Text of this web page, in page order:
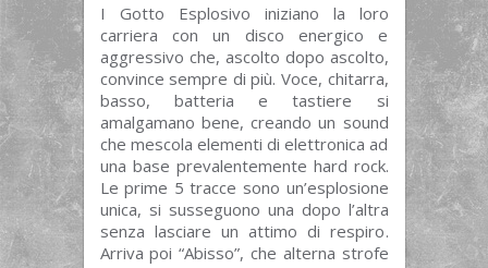
I Gotto Esplosivo iniziano la loro
carriera con un disco energico e
aggressivo che, ascolto dopo ascolto,
convince sempre di più. Voce, chitarra,
basso, batteria e tastiere si
amalgamano bene, creando un sound
che mescola elementi di elettronica ad
una base prevalentemente hard rock.
Le prime 5 tracce sono un’esplosione
unica, si susseguono una dopo l’altra
senza lasciare un attimo di respiro.
Arriva poi “Abisso”, che alterna strofe